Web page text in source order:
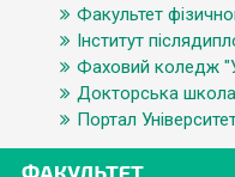
Факультет
Інститут
Фаховий коледж
Докторська школа
Портал